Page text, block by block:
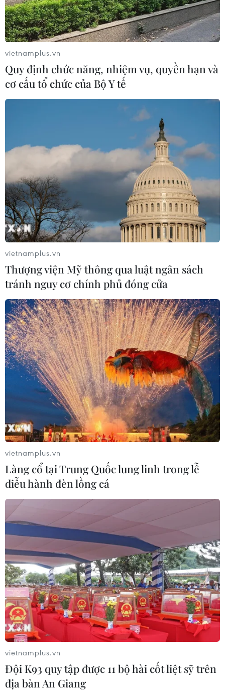
Iran lên tiếng cảnh báo Israel sau vụ
không kích tại Syria
Ông Ali Akbar Velayati đã mô tả vụ tấn công nhằm vào
căn cứ không quân T-4 của Syria là "tội ác của Israel,"
đồng thời nhấn mạnh Tel Aviv sẽ phải chịu hậu quả từ
hành động này.
Mỹ, Anh nhất trí không cho phép sử dụng
vũ khí hóa học tại Syria
10/04/2018 23:48
Tổng thống Mỹ Donald Trump điện đàm với Thủ tướng
Anh Theresa May nhằm tham vấn việc đưa ra phản ứng
của Mỹ đối với Syria liên quan đến vụ tấn công được
cho là sử dụng khí độc xảy ở thị trấn Douma.
Châu Âu cảnh báo về khả năng Syria bị tấn
công trong 72 giờ tới
11/04/2018 03:17
Eurocontrol, cơ quan kiểm soát không lưu của EU, cảnh
báo các hãng hàng không phải thận trọng ở Đông Địa
vietnamplus.vn
Quy định chức năng, nhiệm vụ, quyền hạn và
cơ cấu tổ chức của Bộ Y tế
vietnamplus.vn
Thượng viện Mỹ thông qua luật ngân sách
tránh nguy cơ chính phủ đóng cửa
vietnamplus.vn
Làng cổ tại Trung Quốc lung linh trong lễ
diễu hành đèn lồng cá
vietnamplus.vn
Đội K93 quy tập được 11 bộ hài cốt liệt sỹ trên
địa bàn An Giang